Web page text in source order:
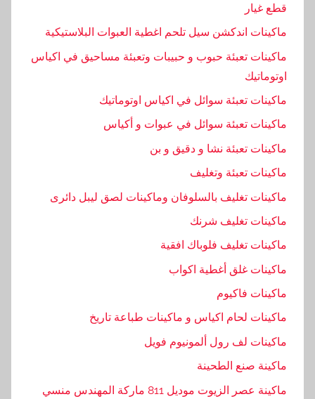
ل
,
ك
ن
,
و
د
قطع غيار
ماكينات اندكشن سيل تلحم اغطية العبوات البلاستيكية
ماكينات تعبئة حبوب و حبيبات وتعبئة مساحيق في اكياس
اوتوماتيك
ماكينات تعبئة سوائل في اكياس اوتوماتيك
ماكينات تعبئة سوائل في عبوات و أكياس
ماكينات تعبئة نشا و دقيق و بن
ماكينات تعبئة وتغليف
ماكينات تغليف بالسلوفان وماكينات لصق ليبل دائرى
ماكينات تغليف شرنك
ماكينات تغليف فلوباك افقية
ماكينات غلق أغطية اكواب
ماكينات فاكيوم
ماكينات لحام اكياس و ماكينات طباعة تاريخ
ماكينات لف رول ألمونيوم فويل
ماكينة صنع الطحينة
ماكينة عصر الزيوت موديل 811 ماركة المهندس منسي